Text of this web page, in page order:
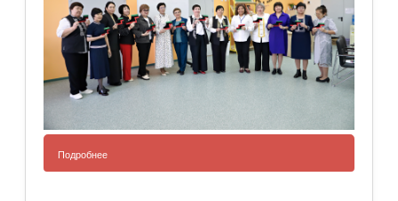
Подробнее